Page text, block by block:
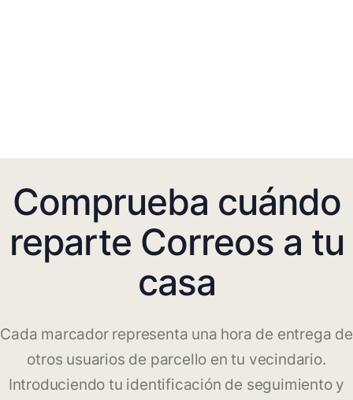
Comprueba cuándo
reparte Correos a tu
casa
Cada marcador representa una hora de entrega de
otros usuarios de parcello en tu vecindario.
Introduciendo tu identificación de seguimiento y